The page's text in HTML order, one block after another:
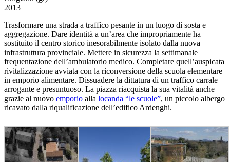
2013
Trasformare una strada a traffico pesante in un luogo di sosta e
aggregazione. Dare identità a un’area che impropriamente ha
sostituito il centro storico inesorabilmente isolato dalla nuova
infrastruttura provinciale. Mettere in sicurezza la settimanale
frequentazione dell’ambulatorio medico. Completare quell’auspicata
rivitalizzazione avviata con la riconversione della scuola elementare
in emporio alimentare. Dissuadere la dittatura di un traffico carrale
arrogante e presuntuoso. La piazza riacquista la sua vitalità anche
grazie al nuovo emporio alla locanda “le scuole”, un piccolo albergo
ricavato dalla riqualificazione dell’edifico Ardenghi.